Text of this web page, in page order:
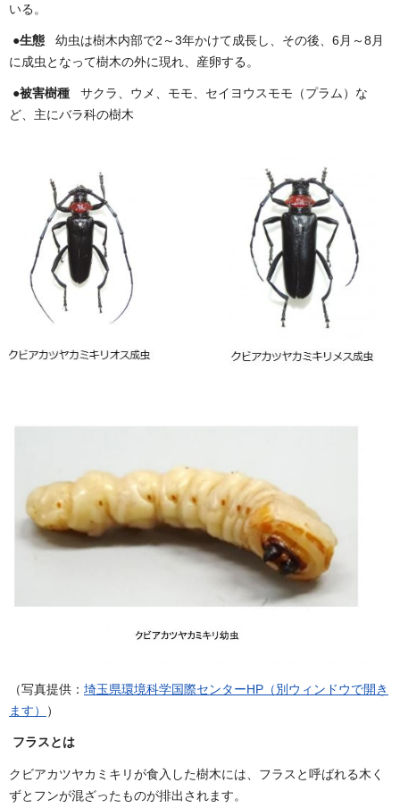
いる。
●生態 幼虫は樹木内部で2～3年かけて成長し、その後、6月～8月
に成虫となって樹木の外に現れ、産卵する。
●被害樹種 サクラ、ウメ、モモ、セイヨウスモモ（プラム）な
ど、主にバラ科の樹木
（写真提供： 埼玉県環境科学国際センターHP（別ウィンドウで開き
ます）
）
フラスとは
クビアカツヤカミキリが食入した樹木には、フラスと呼ばれる木く
ずとフンが混ざったものが排出されます。